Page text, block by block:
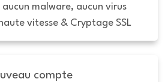
malware, aucun virus
vitesse & Cryptage SSL
compte